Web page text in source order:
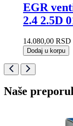
EGR
2.4 2.5D
14.080,00 RSD
Dodaj u korpu
Naše